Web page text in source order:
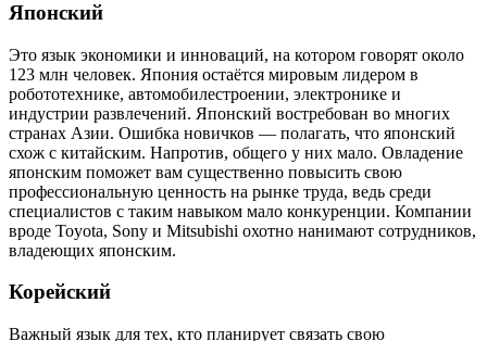
Японский
Это язык экономики и инноваций, на котором говорят около
123 млн человек. Япония остаётся мировым лидером в
робототехнике, автомобилестроении, электронике и
индустрии развлечений. Японский востребован во многих
странах Азии. Ошибка новичков — полагать, что японский
схож с китайским. Напротив, общего у них мало. Овладение
японским поможет вам существенно повысить свою
профессиональную ценность на рынке труда, ведь среди
специалистов с таким навыком мало конкуренции. Компании
вроде Toyota, Sony и Mitsubishi охотно нанимают сотрудников,
владеющих японским.
Корейский
Важный язык для тех, кто планирует связать свою